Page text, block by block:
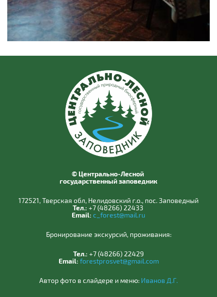
© Центрально-Лесной
государственный заповедник
172521, Тверская обл, Нелидовский г.о., пос. Заповедный
Тел.: +7 (48266) 22433
Email: c_forest@mail.ru
Бронирование экскурсий, проживания:
Тел.: +7 (48266) 22429
Email: forestprosvet@gmail.com
Автор фото в слайдере и меню: Иванов Д.Г.